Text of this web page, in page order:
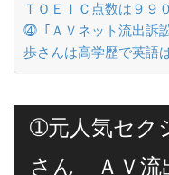
ＴＯＥＩＣ点数は９９
⓸「ＡＶネット流出訴
歩さんは高学歴で英語
➀元人気セク
さん ＡＶ流